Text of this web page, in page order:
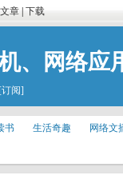
文章 下载
、网络应
[订阅]
书 生活奇趣 网络文